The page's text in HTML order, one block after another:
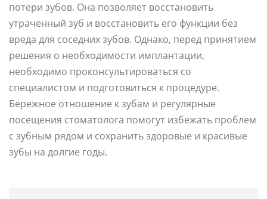
потери зубов. Она позволяет восстановить
утраченный зуб и восстановить его функции без
вреда для соседних зубов. Однако, перед принятием
решения о необходимости имплантации,
необходимо проконсультироваться со
специалистом и подготовиться к процедуре.
Бережное отношение к зубам и регулярные
посещения стоматолога помогут избежать проблем
с зубным рядом и сохранить здоровые и красивые
зубы на долгие годы.